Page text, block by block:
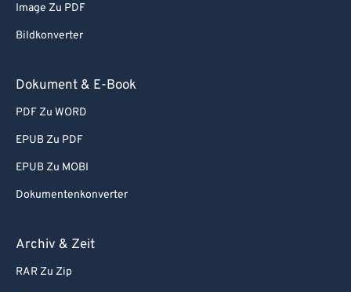
Image Zu PDF
Bildkonverter
Dokument & E-Book
PDF Zu WORD
EPUB Zu PDF
EPUB Zu MOBI
Dokumentenkonverter
Archiv & Zeit
RAR Zu Zip